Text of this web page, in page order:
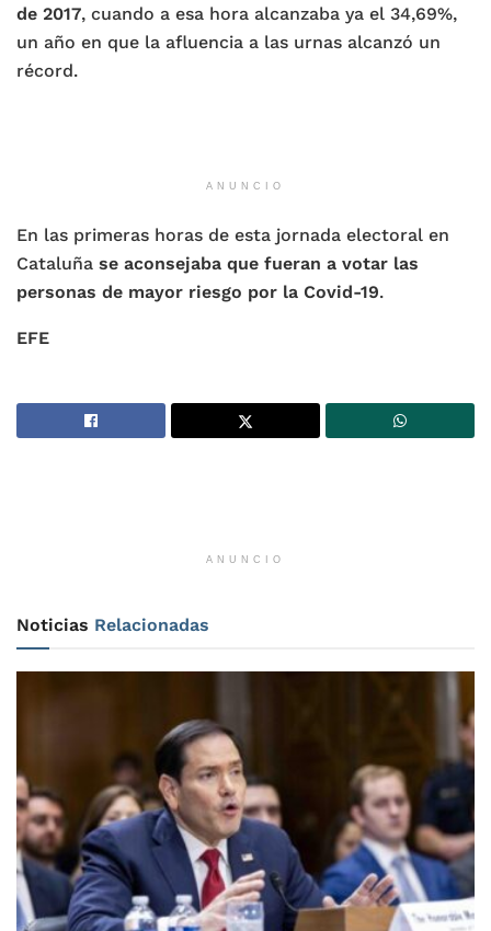
de 2017, cuando a esa hora alcanzaba ya el 34,69%,
un año en que la afluencia a las urnas alcanzó un
récord.
ANUNCIO
En las primeras horas de esta jornada electoral en
Cataluña se aconsejaba que fueran a votar las
personas de mayor riesgo por la Covid-19.
EFE
ANUNCIO
Noticias Relacionadas